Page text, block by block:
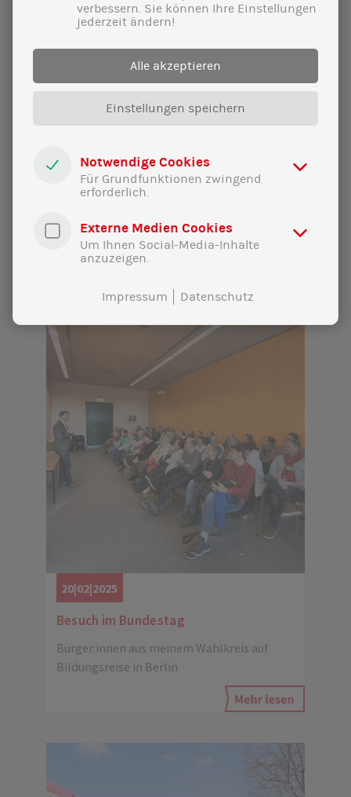
20|02|2025
Ich will weiter gegen Lärm und
Luftverschmutzung durch den
Flugverkehr kämpfen!
die Region.
20|02|2025
Besuch im Bundestag
Bürger:innen aus meinem Wahlkreis auf
Bildungsreise in Berlin
verbessern. Sie können Ihre Einstellungen
jederzeit ändern!
Alle akzeptieren
Einstellungen speichern
Notwendige Cookies
Für Grundfunktionen zwingend
erforderlich.
Externe Medien Cookies
Um Ihnen Social-Media-Inhalte
anzuzeigen.
Impressum Datenschutz